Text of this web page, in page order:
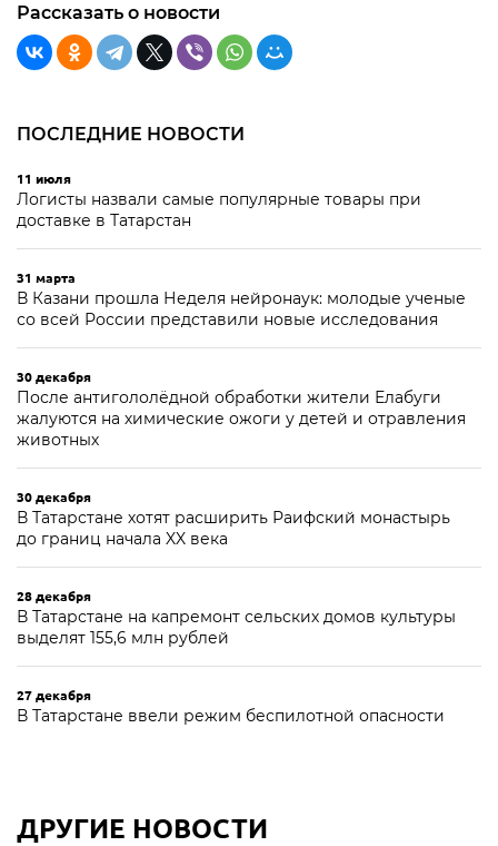
Рассказать о новости
ПОСЛЕДНИЕ НОВОСТИ
11 июля
Логисты назвали самые популярные товары при
доставке в Татарстан
31 марта
В Казани прошла Неделя нейронаук: молодые ученые
со всей России представили новые исследования
30 декабря
После антигололёдной обработки жители Елабуги
жалуются на химические ожоги у детей и отравления
животных
30 декабря
В Татарстане хотят расширить Раифский монастырь
до границ начала XX века
28 декабря
В Татарстане на капремонт сельских домов культуры
выделят 155,6 млн рублей
27 декабря
В Татарстане ввели режим беспилотной опасности
ДРУГИЕ НОВОСТИ